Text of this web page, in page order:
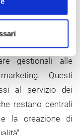
tutti i dati
in modo digitale,
tutte le attività:
automazioni di
gestionali alle
Questi
al servizio dei
restano centrali
la creazione di